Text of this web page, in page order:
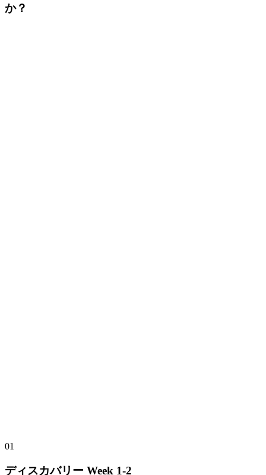
か？
01
ディスカバリー Week 1-2